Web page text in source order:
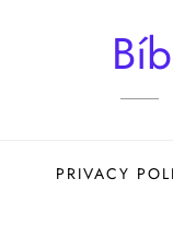
PRIVACY